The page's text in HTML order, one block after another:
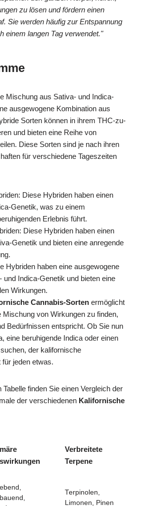
zu lösen und fördern einen
Sie werden häufig zur Entspannung
einem langen Tag verwendet."
Mischung aus Sativa- und Indica-
ausgewogene Kombination aus
Sorten können in ihrem THC-zu-
und bieten eine Reihe von
Diese Sorten sind je nach ihren
für verschiedene Tageszeiten
Diese Hybriden haben einen
Genetik, was zu einem
Erlebnis führt.
Diese Hybriden haben einen
Genetik und bieten eine anregende
Hybriden haben eine ausgewogene
und Indica-Genetik und bieten eine
Wirkungen.
Cannabis-Sorten ermöglicht
Mischung von Wirkungen zu finden,
Bedürfnissen entspricht. Ob Sie nun
eine beruhigende Indica oder einen
der kalifornische
jeden etwas.
finden Sie einen Vergleich der
der verschiedenen Kalifornische
Verbreitete
Terpene
Terpinolen,
Limonen, Pinen